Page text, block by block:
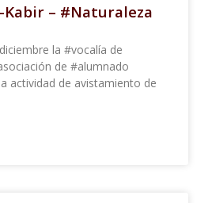
Kabir – #Naturaleza
la #vocalía de
de #alumnado
actividad de avistamiento de